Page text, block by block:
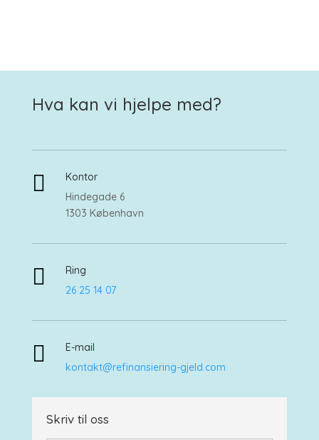
Hva kan vi hjelpe med?

Kontor
Hindegade 6
1303 København

Ring
26 25 14 07

E-mail
kontakt@refinansiering-gjeld.com
Skriv til oss